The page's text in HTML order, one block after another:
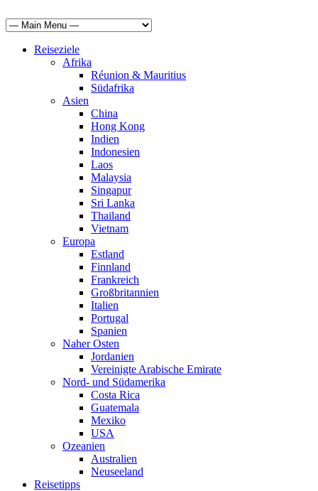
Reiseziele
Afrika
Réunion & Mauritius
Südafrika
Asien
China
Hong Kong
Indien
Indonesien
Laos
Malaysia
Singapur
Sri Lanka
Thailand
Vietnam
Europa
Estland
Finnland
Frankreich
Großbritannien
Italien
Portugal
Spanien
Naher Osten
Jordanien
Vereinigte Arabische Emirate
Nord- und Südamerika
Costa Rica
Guatemala
Mexiko
USA
Ozeanien
Australien
Neuseeland
Reisetipps